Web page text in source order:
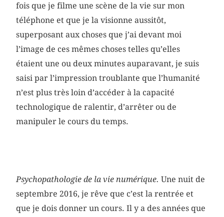
fois que je filme une scène de la vie sur mon
téléphone et que je la visionne aussitôt,
superposant aux choses que j’ai devant moi
l’image de ces mêmes choses telles qu’elles
étaient une ou deux minutes auparavant, je suis
saisi par l’impression troublante que l’humanité
n’est plus très loin d’accéder à la capacité
technologique de ralentir, d’arrêter ou de
manipuler le cours du temps.
Psychopathologie de la vie numérique. Une nuit de
septembre 2016, je rêve que c’est la rentrée et
que je dois donner un cours. Il y a des années que